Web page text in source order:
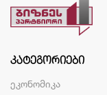
ᲙᲐᲢᲔᲒᲝᲠᲘᲔᲑᲘ
ეკონომიკა